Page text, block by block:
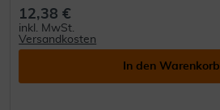
12,38 €
inkl. MwSt.
Versandkosten
In den Warenkorb